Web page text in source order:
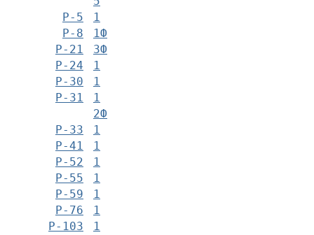
Р-5
Р-8
1
Р-21
1Ф
3Ф
Р-24
1
Р-30
1
Р-31
1
2Ф
Р-33
1
Р-41
1
Р-52
1
Р-55
1
Р-59
1
Р-76
1
Р-103
1